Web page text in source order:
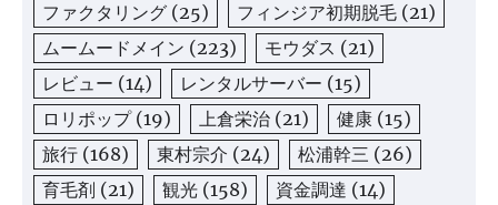
ファクタリング (25) フィンジア初期脱毛 (21)
ムームードメイン (223) モウダス (21)
レビュー (14) レンタルサーバー (15)
ロリポップ(19) 上倉栄治 (21) 健康 (15)
旅行 (168) 東村宗介 (24) 松浦幹三 (26)
育毛剤 (21) 観光 (158) 資金調達 (14)